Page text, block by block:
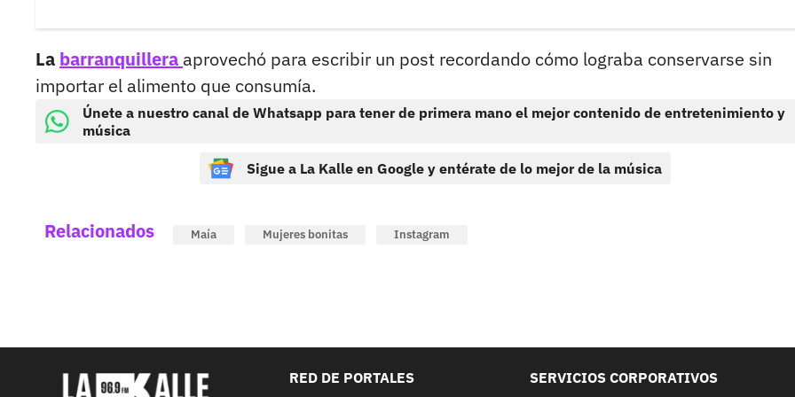
La barranquillera aprovechó para escribir un post recordando cómo lograba conservarse sin
importar el alimento que consumía.
Únete a nuestro canal de Whatsapp para tener de primera mano el mejor contenido de entretenimiento y
música
Sigue a La Kalle en Google y entérate de lo mejor de la música
Relacionados Maía Mujeres bonitas Instagram
RED DE PORTALES SERVICIOS CORPORATIVOS